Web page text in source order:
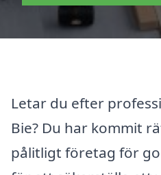
Letar du efter
Bie? Du har kommit
pålitligt företag för